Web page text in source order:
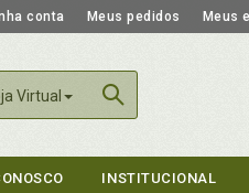
conta Meus pedidos Meus
Virtual
INSTITUCIONAL